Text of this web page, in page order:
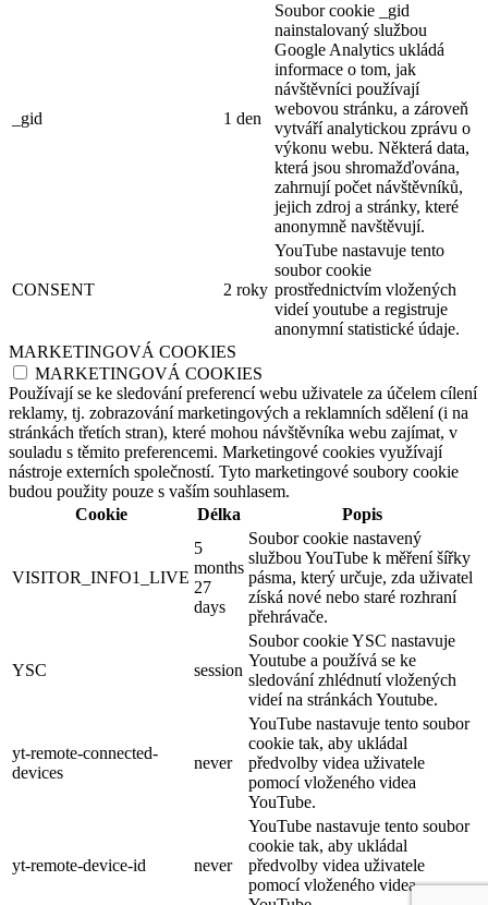
_gid 1 den
Soubor cookie _gid
nainstalovaný službou
Google Analytics ukládá
informace o tom, jak
návštěvníci používají
webovou stránku, a zároveň
vytváří analytickou zprávu o
výkonu webu. Některá data,
která jsou shromažďována,
zahrnují počet návštěvníků,
jejich zdroj a stránky, které
anonymně navštěvují.
CONSENT 2 roky
YouTube nastavuje tento
soubor cookie
prostřednictvím vložených
videí youtube a registruje
anonymní statistické údaje.
MARKETINGOVÁ COOKIES
MARKETINGOVÁ COOKIES
Používají se ke sledování preferencí webu uživatele za účelem cílení
reklamy, tj. zobrazování marketingových a reklamních sdělení (i na
stránkách třetích stran), které mohou návštěvníka webu zajímat, v
souladu s těmito preferencemi. Marketingové cookies využívají
nástroje externích společností. Tyto marketingové soubory cookie
budou použity pouze s vaším souhlasem.
Cookie
Délka Popis
VISITOR_INFO1_LIVE
5
months
27
days
Soubor cookie nastavený
službou YouTube k měření šířky
pásma, který určuje, zda uživatel
získá nové nebo staré rozhraní
přehrávače.
YSC session
Soubor cookie YSC nastavuje
Youtube a používá se ke
sledování zhlédnutí vložených
videí na stránkách Youtube.
yt-remote-connected-
devices
never
YouTube nastavuje tento soubor
cookie tak, aby ukládal
předvolby videa uživatele
pomocí vloženého videa
YouTube.
yt-remote-device-id never
YouTube nastavuje tento soubor
cookie tak, aby ukládal
předvolby videa uživatele
pomocí vloženého videa